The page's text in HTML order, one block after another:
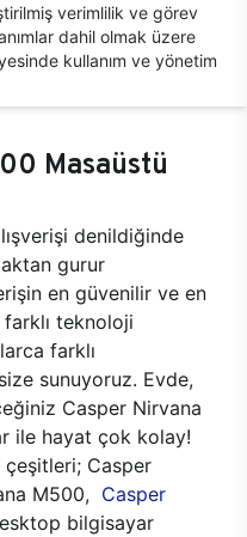
verimlilik ve görev
dahil olmak üzere
kullanım ve yönetim
Masaüstü
denildiğinde
gurur
en güvenilir ve en
teknoloji
farklı
sunuyoruz. Evde,
Casper Nirvana
ile hayat çok kolay!
Casper
M500, Casper
bilgisayar